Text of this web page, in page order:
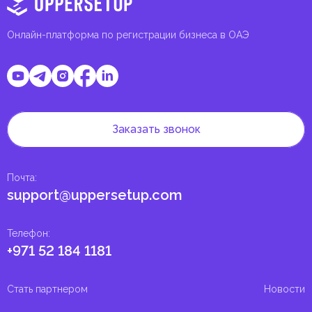
Онлайн-платформа по регистрации бизнеса в ОАЭ
Телефон:
+971 52 184 1181
Почта:
support@uppersetup.com
Заказать звонок
Стать партнером Новости